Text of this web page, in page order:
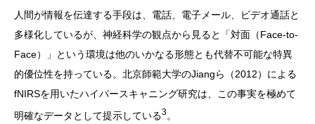
人間が情報を伝達する手段は、電話、電子メール、ビデオ通話と
多様化しているが、神経科学の観点から見ると「対面（Face-to-
Face）」という環境は他のいかなる形態とも代替不可能な特異
的優位性を持っている。北京師範大学のJiangら（2012）による
fNIRSを用いたハイパースキャニング研究は、この事実を極めて
明確なデータとして提示している3。